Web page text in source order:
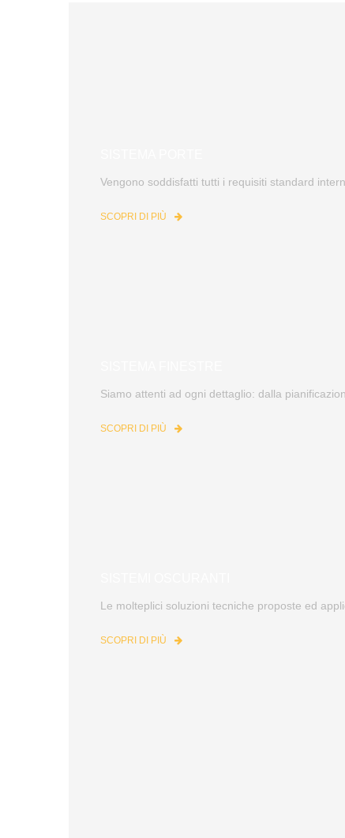
Vengono soddisfatti tutti i requisiti standard
SCOPRI DI PIÙ
Siamo attenti ad ogni dettaglio: dalla
SCOPRI DI PIÙ
Le molteplici soluzioni tecniche proposte ed
SCOPRI DI PIÙ